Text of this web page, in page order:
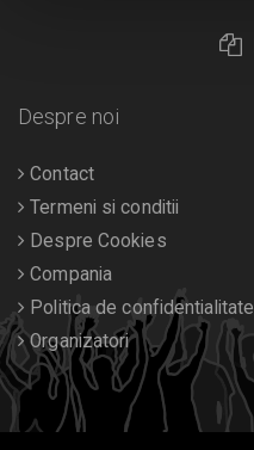
Despre noi
Contact
Termeni si conditii
Despre Cookies
Compania
Politica de confidentialitate
Organizatori